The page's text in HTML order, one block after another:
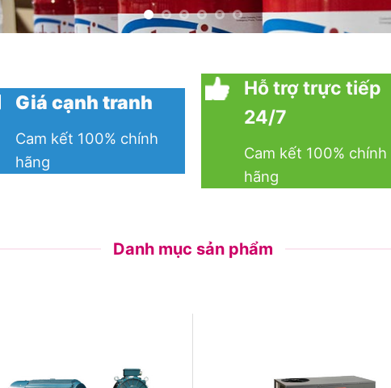
Giá cạnh tranh
Cam kết 100% chính
hãng
Hỗ trợ trực tiếp
24/7
Cam kết 100% chính
hãng
Danh mục sản phẩm